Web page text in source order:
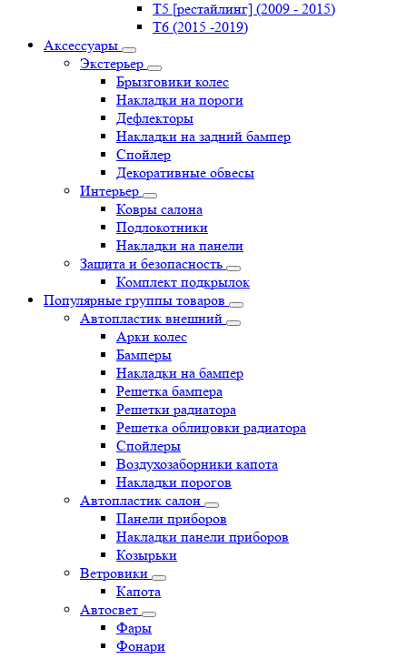
Т5 [рестайлинг] (2009 - 2015)
Т6 (2015 -2019)
Аксессуары
Экстерьер
Брызговики колес
Накладки на пороги
Дефлекторы
Накладки на задний бампер
Спойлер
Декоративные обвесы
Интерьер
Ковры салона
Подлокотники
Накладки на панели
Защита и безопасность
Комплект подкрылок
Популярные группы товаров
Автопластик внешний
Арки колес
Бамперы
Накладки на бампер
Решетка бампера
Решетки радиатора
Решетка облицовки радиатора
Спойлеры
Воздухозаборники капота
Накладки порогов
Автопластик салон
Панели приборов
Накладки панели приборов
Козырьки
Ветровики
Капота
Автосвет
Фары
Фонари